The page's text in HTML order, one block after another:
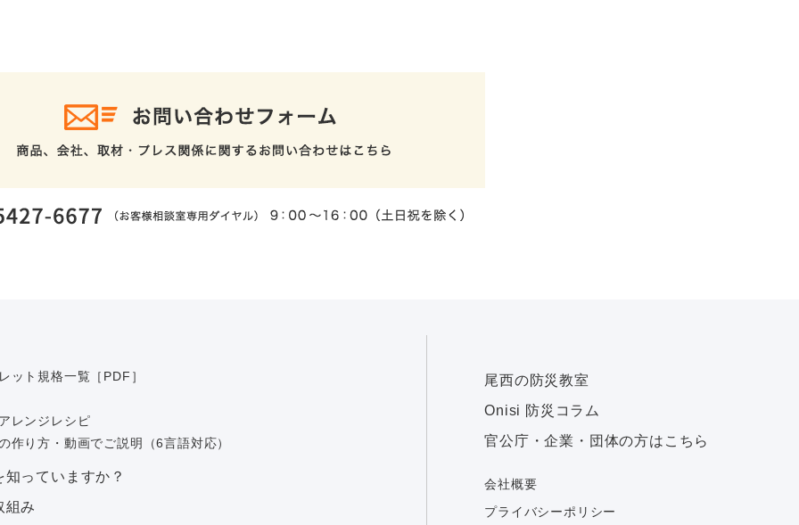
ット規格一覧［PDF］
レンジレシピ
作り方・動画でご説明（6言語対応）
っていますか？
組み
尾西の防災教室
Onisi 防災コラム
官公庁・企業・団体の方はこちら
会社概要
プライバシーポリシー